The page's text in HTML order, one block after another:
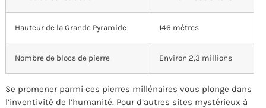
Hauteur de la Grande Pyramide 146 mètres
Nombre de blocs de pierre Environ 2,3 millions
Se promener parmi ces pierres millénaires vous plonge dans
l’inventivité de l’humanité. Pour d’autres sites mystérieux à